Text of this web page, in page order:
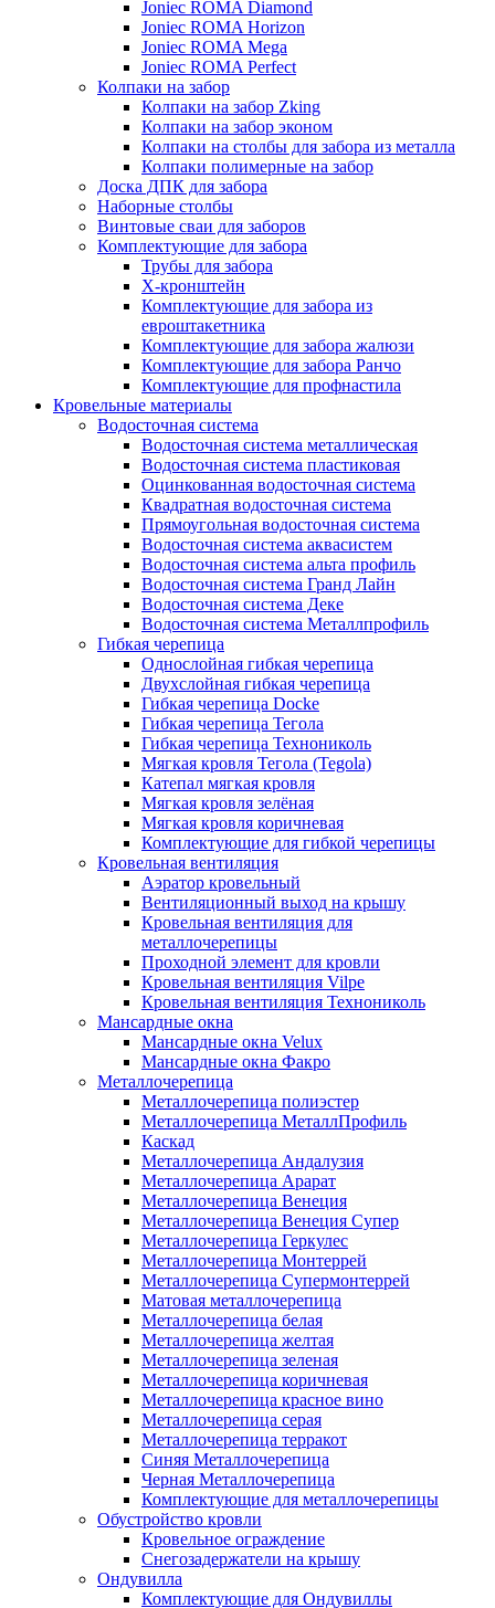
Joniec ROMA Diamond
Joniec ROMA Horizon
Joniec ROMA Mega
Joniec ROMA Perfect
Колпаки на забор
Колпаки на забор Zking
Колпаки на забор эконом
Колпаки на столбы для забора из металла
Колпаки полимерные на забор
Доска ДПК для забора
Наборные столбы
Винтовые сваи для заборов
Комплектующие для забора
Трубы для забора
Х-кронштейн
Комплектующие для забора из
евроштакетника
Комплектующие для забора жалюзи
Комплектующие для забора Ранчо
Комплектующие для профнастила
Кровельные материалы
Водосточная система
Водосточная система металлическая
Водосточная система пластиковая
Оцинкованная водосточная система
Квадратная водосточная система
Прямоугольная водосточная система
Водосточная система аквасистем
Водосточная система альта профиль
Водосточная система Гранд Лайн
Водосточная система Деке
Водосточная система Металлпрофиль
Гибкая черепица
Однослойная гибкая черепица
Двухслойная гибкая черепица
Гибкая черепица Docke
Гибкая черепица Тегола
Гибкая черепица Технониколь
Мягкая кровля Тегола (Tegola)
Катепал мягкая кровля
Мягкая кровля зелёная
Мягкая кровля коричневая
Комплектующие для гибкой черепицы
Кровельная вентиляция
Аэратор кровельный
Вентиляционный выход на крышу
Кровельная вентиляция для
металлочерепицы
Проходной элемент для кровли
Кровельная вентиляция Vilpe
Кровельная вентиляция Технониколь
Мансардные окна
Мансардные окна Velux
Мансардные окна Факро
Металлочерепица
Металлочерепица полиэстер
Металлочерепица МеталлПрофиль
Каскад
Металлочерепица Андалузия
Металлочерепица Арарат
Металлочерепица Венеция
Металлочерепица Венеция Супер
Металлочерепица Геркулес
Металлочерепица Монтеррей
Металлочерепица Супермонтеррей
Матовая металлочерепица
Металлочерепица белая
Металлочерепица желтая
Металлочерепица зеленая
Металлочерепица коричневая
Металлочерепица красное вино
Металлочерепица серая
Металлочерепица терракот
Синяя Металлочерепица
Черная Металлочерепица
Комплектующие для металлочерепицы
Обустройство кровли
Кровельное ограждение
Снегозадержатели на крышу
Ондувилла
Комплектующие для Ондувиллы